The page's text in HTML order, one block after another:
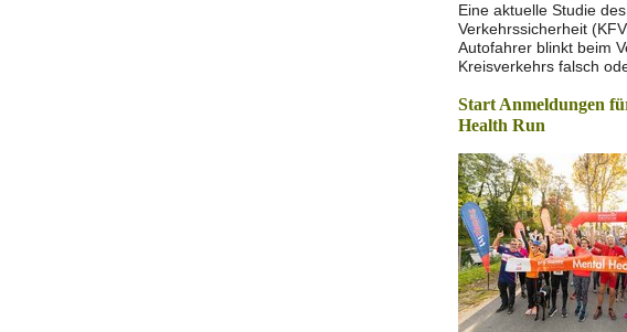
Eine aktuelle Studie
Verkehrssicherheit
Autofahrer blinkt beim
Kreisverkehrs falsch
Start Anmeldungen
Health Run